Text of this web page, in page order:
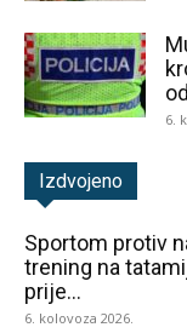
6.
Izdvojeno
Sportom protiv
trening na
prije...
6. kolovoza 2026.